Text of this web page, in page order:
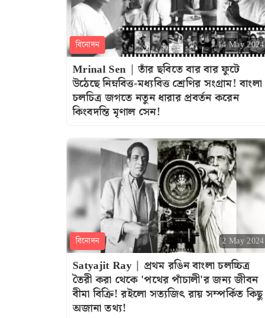
বিনোদন 14 May 2024
Mrinal Sen | তাঁর ছবিতে বার বার ফুটে
উঠেছে নিম্নবিত্ত-মধ্যবিত্ত শ্রেণির সংগ্রাম! বাংলা
চলচিত্র জগতে নতুন ধারার প্রবর্তন করেন
কিংবদন্তি মৃণাল সেন!
বিনোদন 2 May 2024
Satyajit Ray | প্রথম রঙিন বাংলা চলচ্চিত্র
তৈরী করা থেকে 'পথের পাঁচালী'র জন্য জীবন
বীমা বিক্রি! রইলো সত্যজিৎ রায় সম্পর্কিত কিছু
অজানা তথ্য!